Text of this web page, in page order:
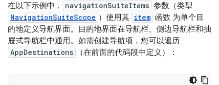
在以下示例中， navigationSuiteItems 参数（类型
NavigationSuiteScope ）使用其 item 函数 为单个目
的地定义导航界面。目的地界面在导航栏、侧边导航栏和抽
屉式导航栏中通用。如需创建导航项，您可以遍历
AppDestinations （在前面的代码段中定义）：